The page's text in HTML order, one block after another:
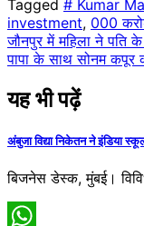
Tagged # Kumar
investment, 000
Post
navigation
जौनपुर में महिला ने पति
पापा के साथ सोनम कपूर
यह भी पढ़ें
अंबुजा विद्या निकेतन ने इंडिया
बिजनेस डेस्क, मुंबई।